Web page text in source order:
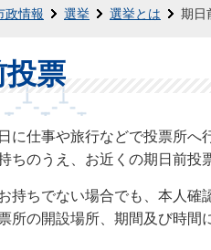
政情報 選挙 選挙とは 期日
投票
に仕事や旅行などで投票所へ
ちのうえ、お近くの期日前投
持ちでない場合でも、本人確
所の開設場所、期間及び時間